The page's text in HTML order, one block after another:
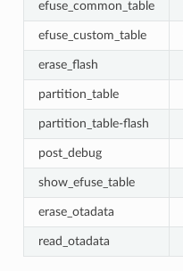
efuse_common_table
efuse_custom_table
erase_flash
partition_table
partition_table-flash
post_debug
show_efuse_table
erase_otadata
read_otadata